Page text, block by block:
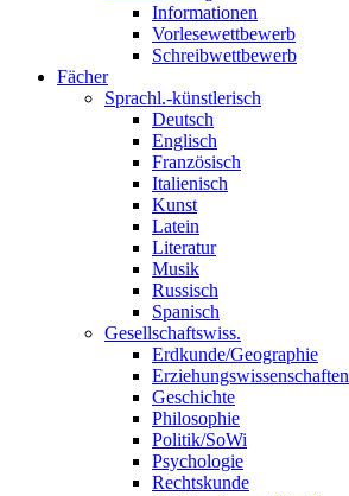
Informationen
Vorlesewettbewerb
Schreibwettbewerb
Fächer
Sprachl.-künstlerisch
Deutsch
Englisch
Französisch
Italienisch
Kunst
Latein
Literatur
Musik
Russisch
Spanisch
Gesellschaftswiss.
Erdkunde/Geographie
Erziehungswissenschaften
Geschichte
Philosophie
Politik/SoWi
Psychologie
Rechtskunde